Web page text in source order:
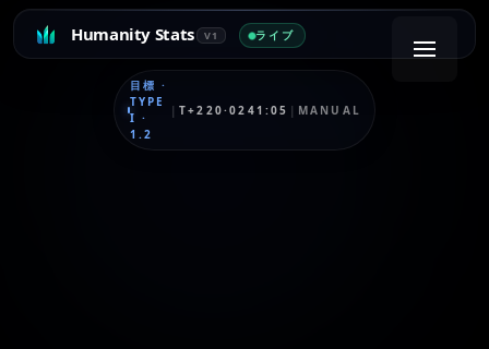
Humanity Stats V1 ライブ
目標 ·
TYPE
I ·
1.2
| T+220·0241:05 | MANUAL